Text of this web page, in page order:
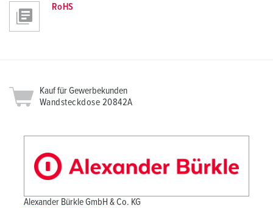
RoHS
Kauf für Gewerbekunden
Wandsteckdose 20842A
Alexander Bürkle GmbH & Co. KG